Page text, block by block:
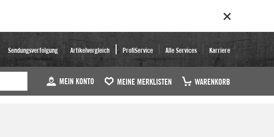
Sendungsverfolgung Artikelvergleich ProfiService Alle Services Karriere
MEIN KONTO MEINE MERKLISTEN WARENKORB